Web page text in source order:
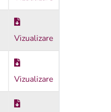
Vizualizare
Vizualizare